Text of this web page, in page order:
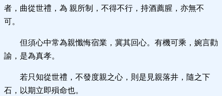
者，曲從世禮，為 親所制，不得不行，持酒薦腥，亦無不
可。
但須心中常為親懺悔宿業，冀其回心。有機可乘，婉言勸
諭，是為真孝。
若只知從世禮，不發度親之心，則是見親落井，隨之下
石，以期立即殞命也。